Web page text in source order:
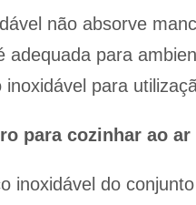
não absorve
adequada para
para
para cozinhar ao
inoxidável do